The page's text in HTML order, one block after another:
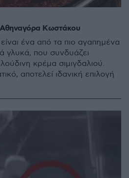
Κωστάκου
ένα από τα πιο αγαπημένα
γλυκά, που συνδυάζει
κρέμα σιμιγδαλιού.
αποτελεί ιδανική επιλογή